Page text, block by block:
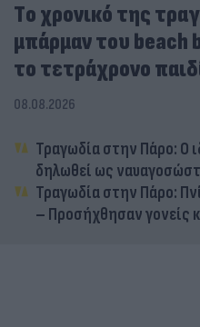
Tο χρονικό της
μπάρμαν του beach
το τετράχρονο
08.08.2026
Τραγωδία στην Πάρο: Ο
δηλωθεί ως
Τραγωδία στην Πάρο:
– Προσήχθησαν γονείς